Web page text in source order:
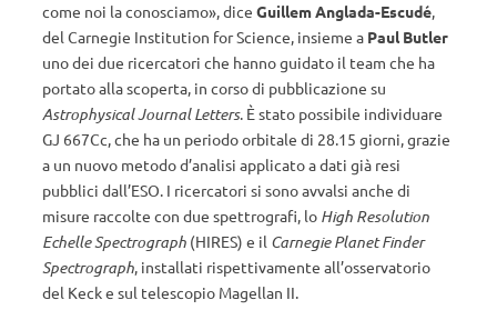
come noi la conosciamo», dice Guillem Anglada-Escudé,
del Carnegie Institution for Science, insieme a Paul Butler
uno dei due ricercatori che hanno guidato il team che ha
portato alla scoperta, in corso di pubblicazione su
Astrophysical Journal Letters. È stato possibile individuare
GJ 667Cc, che ha un periodo orbitale di 28.15 giorni, grazie
a un nuovo metodo d’analisi applicato a dati già resi
pubblici dall’ESO. I ricercatori si sono avvalsi anche di
misure raccolte con due spettrografi, lo High Resolution
Echelle Spectrograph (HIRES) e il Carnegie Planet Finder
Spectrograph, installati rispettivamente all’osservatorio
del Keck e sul telescopio Magellan II.